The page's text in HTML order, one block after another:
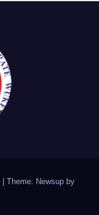
| Theme: Newsup by